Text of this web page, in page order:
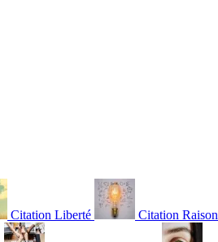
Citation Liberté Citation Raison